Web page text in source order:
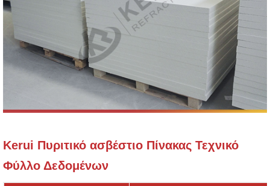
Kerui Πυριτικό ασβέστιο Πίνακας Τεχνικό
Φύλλο Δεδομένων